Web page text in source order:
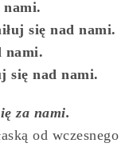
nami.
się nad nami.
nami.
się nad nami.
za nami.
od wczesnego